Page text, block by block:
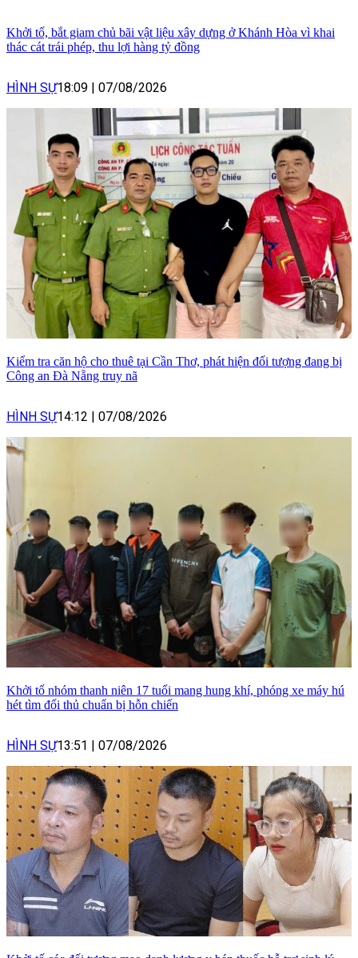
Khởi tố, bắt giam chủ bãi vật liệu xây dựng ở Khánh Hòa vì khai
thác cát trái phép, thu lợi hàng tỷ đồng
HÌNH SỰ18:09 07/08/2026
Kiểm tra căn hộ cho thuê tại Cần Thơ, phát hiện đối tượng đang bị
Công an Đà Nẵng truy nã
HÌNH SỰ14:12 07/08/2026
Khởi tố nhóm thanh niên 17 tuổi mang hung khí, phóng xe máy hú
hét tìm đối thủ chuẩn bị hỗn chiến
HÌNH SỰ13:51 07/08/2026